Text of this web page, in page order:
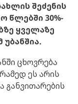
შეძენის
30%-
ყველაზე
ცხოვრება
ეს არის
განვითარების